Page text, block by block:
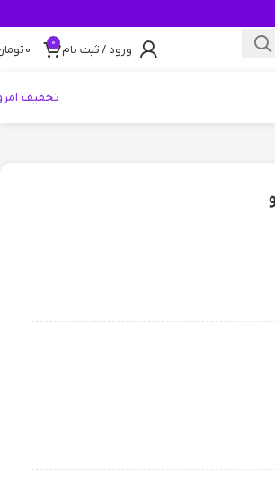
ورود / ثبت نام 0
0
تخفیف